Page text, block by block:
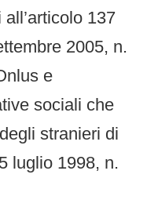
137
2005, n.
e
sociali che
stranieri di
luglio 1998, n.